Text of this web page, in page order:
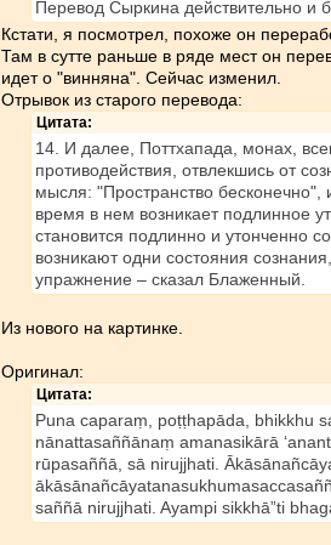
Перевод Сыркина действительно и
Кстати, я посмотрел, похоже он
Там в сутте раньше в ряде мест он
идет о "винняна". Сейчас изменил.
Отрывок из старого перевода:
Цитата:
14. И далее, Поттхапада, монах,
противодействия, отвлекшись от
мысля: "Пространство
время в нем возникает подлинное
становится подлинно и утонченно
возникают одни состояния
упражнение – сказал Блаженный.
Из нового на картинке.
Оригинал:
Цитата:
Puna caparaṃ, poṭṭhapāda, bhikkhu
nānattasaññānaṃ amanasikārā
rūpasaññā, sā nirujjhati.
saññā nirujjhati. Ayampi sikkhā”ti